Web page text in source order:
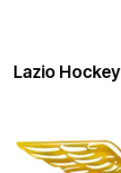
Lazio Hockey